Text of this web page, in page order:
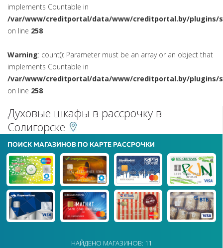
implements Countable in
/var/www/creditportal/data/www/creditportal.by/plugins/
on line 258
Warning: count(): Parameter must be an array or an object that
implements Countable in
/var/www/creditportal/data/www/creditportal.by/plugins/
on line 258
Духовые шкафы в рассрочку в
Солигорске
ПОИСК МАГАЗИНОВ ПО КАРТЕ РАССРОЧКИ
НАЙДЕНО МАГАЗИНОВ: 11